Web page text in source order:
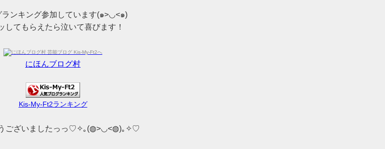
ランキング参加しています(๑>◡<๑)
してもらえたら泣いて喜びます！
にほんブログ村
Kis-My-Ft2ランキング
ございましたっっ♡✧｡(◍>◡<◍)｡✧♡